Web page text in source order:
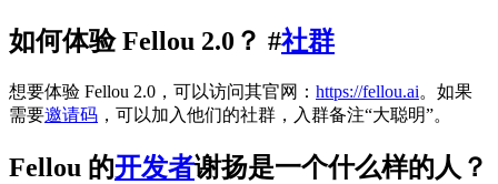
如何体验 Fellou 2.0？ #社群
想要体验 Fellou 2.0，可以访问其官网： https://fellou.ai。如果
需要邀请码 ，可以加入他们的社群，入群备注“大聪明”。
Fellou 的开发者谢扬是一个什么样的人？